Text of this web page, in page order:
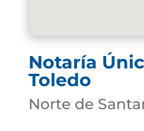
Notaría
Toledo
Norte de